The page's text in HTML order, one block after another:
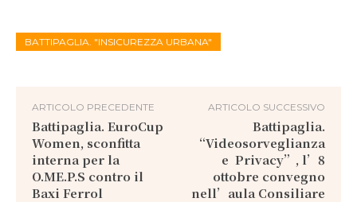
BATTIPAGLIA. "INSICUREZZA URBANA"
ARTICOLO PRECEDENTE
Battipaglia. EuroCup
Women, sconfitta
interna per la
O.ME.P.S contro il
Baxi Ferrol
ARTICOLO SUCCESSIVO
Battipaglia.
“Videosorveglianza
e Privacy”, l’8
ottobre convegno
nell’aula Consiliare